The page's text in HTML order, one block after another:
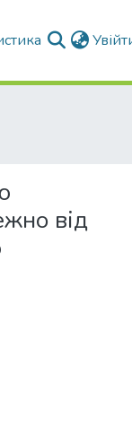
від